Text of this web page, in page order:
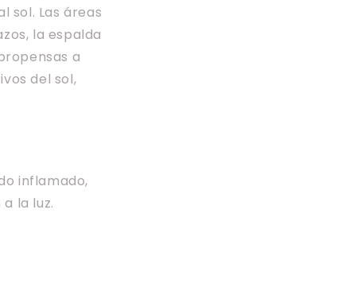
sol. Las áreas
la espalda
a
del sol,
inflamado,
la luz.